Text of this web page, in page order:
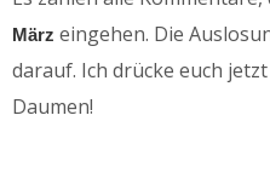
März eingehen. Die
darauf. Ich drücke euch
Daumen!